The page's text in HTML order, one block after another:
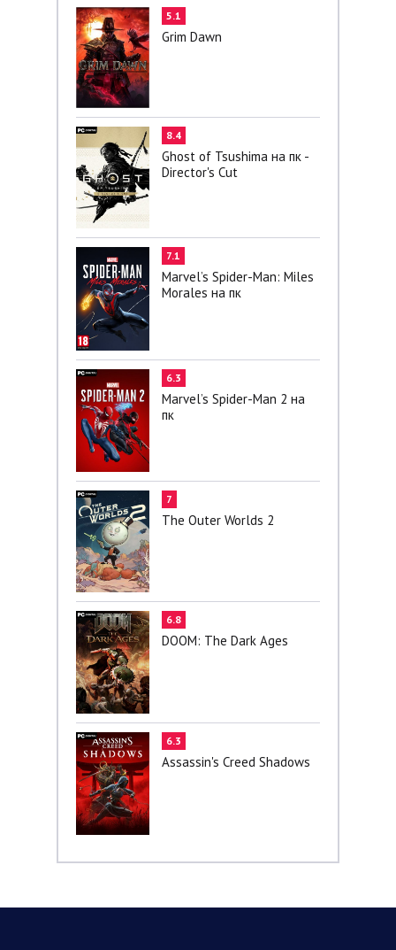
5.1
Grim Dawn
8.4
Ghost of Tsushima на пк -
Director's Cut
7.1
Marvel’s Spider-Man: Miles
Morales на пк
6.3
Marvel’s Spider-Man 2 на
пк
7
The Outer Worlds 2
6.8
DOOM: The Dark Ages
6.3
Assassin's Creed Shadows